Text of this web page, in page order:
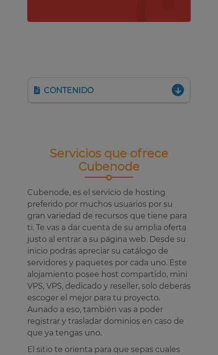
CONTENIDO
Servicios que ofrece
Cubenode
Cubenode, es el servicio de hosting
preferido por muchos usuarios por su
gran variedad de recursos que tiene para
ti. Te vas a dar cuenta de su amplia oferta
justo al entrar a su página web. Desde su
inicio podrás apreciar su catálogo de
servidores y paquetes por cada uno. Este
alojamiento posee host compartido, mini
VPS, VPS, dedicado y reseller, solo deberás
escoger el mejor para tu proyecto.
Aunado a eso, también vas a poder
registrar y trasladar dominios en caso de
que ya tengas uno.
El sitio te orienta para que sepas cuales